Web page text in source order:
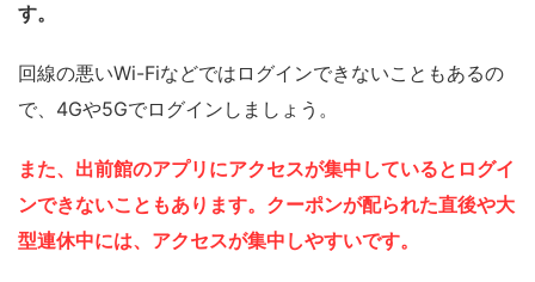
す。
回線の悪いWi-Fiなどではログインできないこともあるの
で、4Gや5Gでログインしましょう。
また、出前館のアプリにアクセスが集中しているとログイ
ンできないこともあります。クーポンが配られた直後や大
型連休中には、アクセスが集中しやすいです。